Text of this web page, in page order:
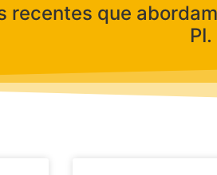
recentes que
PI.